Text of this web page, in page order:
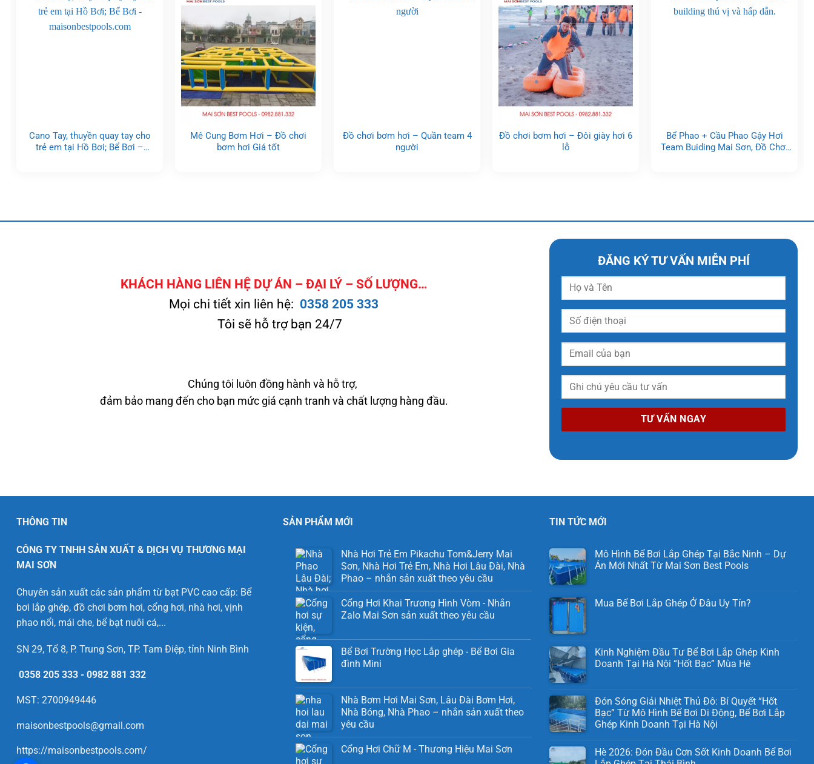
Cano Tay, thuyền quay tay cho
trẻ em tại Hồ Bơi; Bể Bơi –
Mê Cung Bơm Hơi – Đồ chơi
bơm hơi Giá tốt
Đồ chơi bơm hơi – Quần team 4
người
Đồ chơi bơm hơi – Đôi giày hơi 6
lỗ
Bể Phao + Cầu Phao Gậy Hơi
Team Buiding Mai Sơn, Đồ Chơi
KHÁCH HÀNG LIÊN HỆ DỰ ÁN – ĐẠI LÝ – SỐ LƯỢNG…
Mọi chi tiết xin liên hệ: 0358 205 333
Tôi sẽ hỗ trợ bạn 24/7
Chúng tôi luôn đồng hành và hỗ trợ,
đảm bảo mang đến cho bạn mức giá cạnh tranh và chất lượng hàng đầu.
ĐĂNG KÝ TƯ VẤN MIỄN PHÍ
THÔNG TIN
CÔNG TY TNHH SẢN XUẤT & DỊCH VỤ THƯƠNG MẠI
MAI SƠN
Chuyên sản xuất các sản phẩm từ bạt PVC cao cấp: Bể
bơi lắp ghép, đồ chơi bơm hơi, cổng hơi, nhà hơi, vịnh
phao nổi, mái che, bể bạt nuôi cá,...
SN 29, Tổ 8, P. Trung Sơn, TP. Tam Điệp, tỉnh Ninh Bình
0358 205 333 - 0982 881 332
MST: 2700949446
maisonbestpools@gmail.com
https://maisonbestpools.com/
SẢN PHẨM MỚI
Nhà Hơi Trẻ Em Pikachu Tom&Jerry Mai
Sơn, Nhà Hơi Trẻ Em, Nhà Hơi Lâu Đài, Nhà
Phao – nhắn sản xuất theo yêu cầu
Cổng Hơi Khai Trương Hình Vòm - Nhắn
Zalo Mai Sơn sản xuất theo yêu cầu
Bể Bơi Trường Học Lắp ghép - Bể Bơi Gia
đình Mini
Nhà Bơm Hơi Mai Sơn, Lâu Đài Bơm Hơi,
Nhà Bóng, Nhà Phao – nhắn sản xuất theo
yêu cầu
Cổng Hơi Chữ M - Thương Hiệu Mai Sơn
TIN TỨC MỚI
Mô Hình Bể Bơi Lắp Ghép Tại Bắc Ninh – Dự
Án Mới Nhất Từ Mai Sơn Best Pools
Mua Bể Bơi Lắp Ghép Ở Đâu Uy Tín?
Kinh Nghiệm Đầu Tư Bể Bơi Lắp Ghép Kinh
Doanh Tại Hà Nội “Hốt Bạc” Mùa Hè
Đón Sóng Giải Nhiệt Thủ Đô: Bí Quyết “Hốt
Bạc” Từ Mô Hình Bể Bơi Di Động, Bể Bơi Lắp
Ghép Kinh Doanh Tại Hà Nội
Hè 2026: Đón Đầu Cơn Sốt Kinh Doanh Bể Bơi